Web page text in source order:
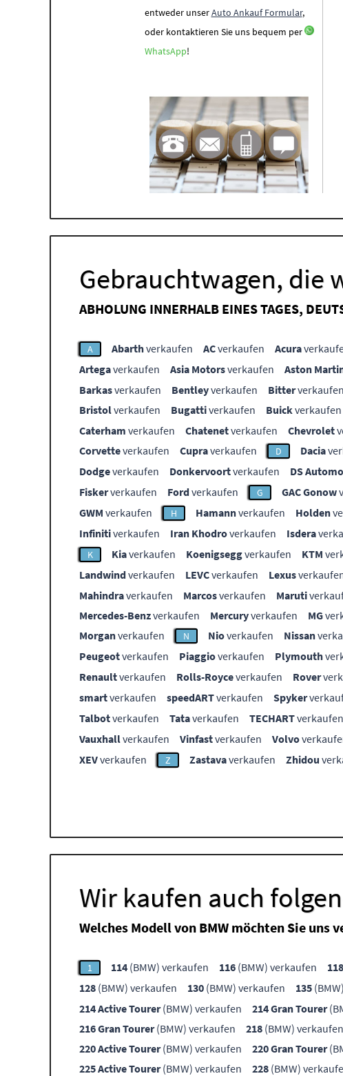
entweder unserAuto Ankauf Formular,
oder kontaktieren Sie uns bequem per
WhatsApp!
Gebrauchtwagen, die
ABHOLUNG INNERHALB EINES TAGES,
A Abarthverkaufen ACverkaufen Acura
Artegaverkaufen Asia Motorsverkaufen Aston
Barkasverkaufen Bentleyverkaufen Bitterverkaufen
Bristolverkaufen Bugattiverkaufen Buickverkaufen
Caterham verkaufen Chatenetverkaufen Chevrolet
Corvetteverkaufen Cupraverkaufen D Dacia
Dodgeverkaufen Donkervoortverkaufen DS
Fiskerverkaufen Fordverkaufen G GAC Gonow
GWM verkaufen H Hamannverkaufen Holden
Infinitiverkaufen Iran Khodroverkaufen Isdera
K Kiaverkaufen Koenigseggverkaufen KTM
Landwindverkaufen LEVCverkaufen Lexus
Mahindraverkaufen Marcosverkaufen Maruti
Mercedes-Benzverkaufen Mercuryverkaufen MG
Morganverkaufen N Nioverkaufen Nissan
Peugeotverkaufen Piaggioverkaufen Plymouth
Renaultverkaufen Rolls-Royceverkaufen Rover
smartverkaufen speedARTverkaufen Spyker
Talbotverkaufen Tataverkaufen TECHARTverkaufen
Vauxhallverkaufen Vinfastverkaufen Volvo
XEVverkaufen Z Zastavaverkaufen Zhidou
Wir kaufen auch
Welches Modell von BMW möchten Sie uns
1 114 (BMW) verkaufen 116 (BMW) verkaufen 118
128 (BMW) verkaufen 130 (BMW) verkaufen 135
214 Active Tourer(BMW) verkaufen 214 Gran Tourer
216 Gran Tourer(BMW) verkaufen 218 (BMW) verkaufen
220 Active Tourer(BMW) verkaufen 220 Gran Tourer
225 Active Tourer(BMW) verkaufen 228 (BMW)